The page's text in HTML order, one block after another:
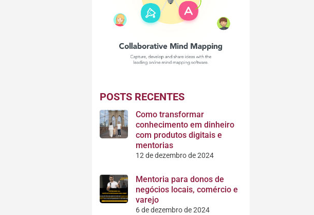
POSTS RECENTES
Como transformar
conhecimento em dinheiro
com produtos digitais e
mentorias
12 de dezembro de 2024
Mentoria para donos de
negócios locais, comércio e
varejo
6 de dezembro de 2024